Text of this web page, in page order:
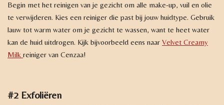
Begin met het reinigen van je gezicht om alle make-up, vuil en olie
te verwijderen. Kies een reiniger die past bij jouw huidtype. Gebruik
lauw tot warm water om je gezicht te wassen, want te heet water
kan de huid uitdrogen. Kijk bijvoorbeeld eens naar Velvet Creamy
Milk reiniger van Cenzaa!
#2 Exfoliëren